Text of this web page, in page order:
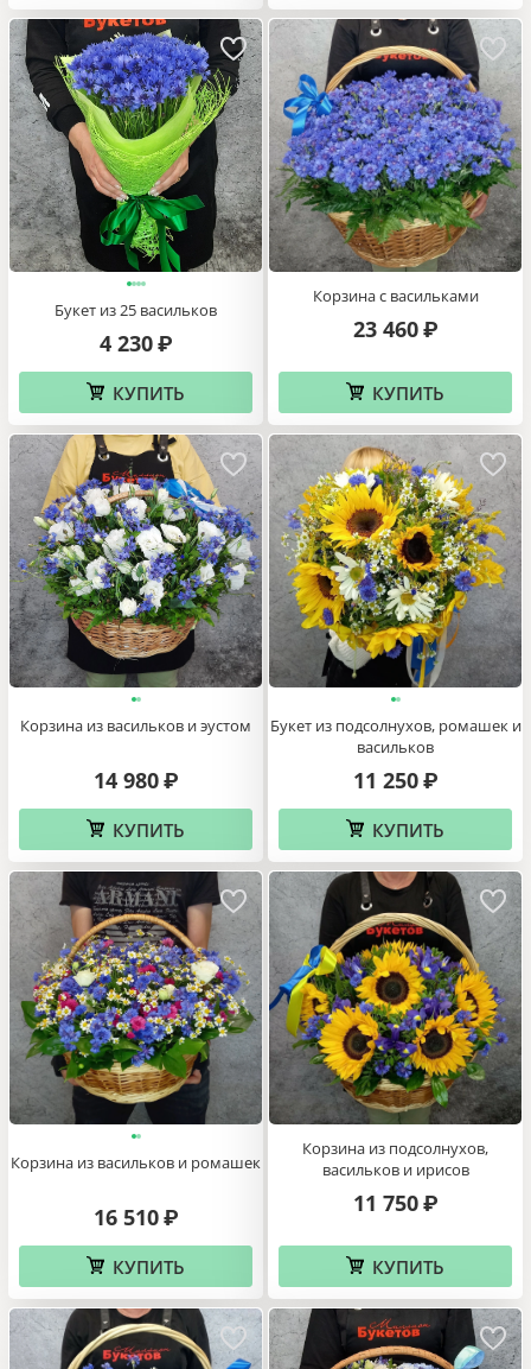
Букет из 25 васильков
4 230 ₽
КУПИТЬ
Корзина с васильками
23 460 ₽
КУПИТЬ
Корзина из васильков и эустом
14 980 ₽
КУПИТЬ
Букет из подсолнухов, ромашек и
васильков
11 250 ₽
КУПИТЬ
Корзина из васильков и ромашек
16 510 ₽
КУПИТЬ
Корзина из подсолнухов,
васильков и ирисов
11 750 ₽
КУПИТЬ